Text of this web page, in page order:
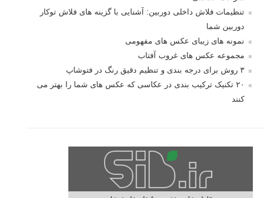
تنظیمات فلاش داخلی دوربین: آشنایی با گزینه های فلاش توکار
دوربین شما
نمونه های زیبای عکس های مفهومی
مجموعه عکس های غروب آفتاب
۳ روش برای درجه بندی و تنظیم دقیق رنگ در فتوشاپ
۲۰ تکنیک ترکیب بندی در عکاسی که عکس های شما را بهتر می
کنند